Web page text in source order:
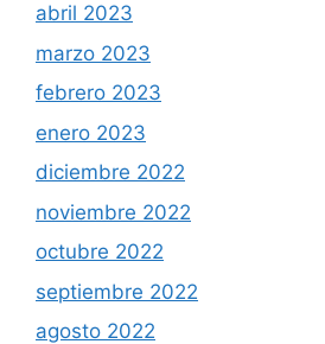
abril 2023
marzo 2023
febrero 2023
enero 2023
diciembre 2022
noviembre 2022
octubre 2022
septiembre 2022
agosto 2022